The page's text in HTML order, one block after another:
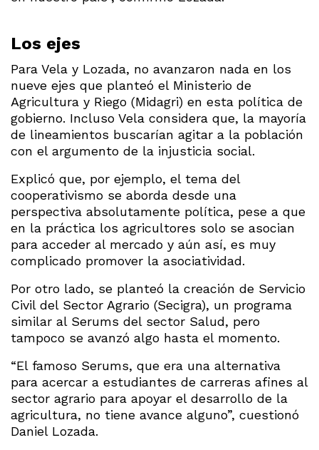
Los ejes
Para Vela y Lozada, no avanzaron nada en los
nueve ejes que planteó el Ministerio de
Agricultura y Riego (Midagri) en esta política de
gobierno. Incluso Vela considera que, la mayoría
de lineamientos buscarían agitar a la población
con el argumento de la injusticia social.
Explicó que, por ejemplo, el tema del
cooperativismo se aborda desde una
perspectiva absolutamente política, pese a que
en la práctica los agricultores solo se asocian
para acceder al mercado y aún así, es muy
complicado promover la asociatividad.
Por otro lado, se planteó la creación de Servicio
Civil del Sector Agrario (Secigra), un programa
similar al Serums del sector Salud, pero
tampoco se avanzó algo hasta el momento.
“El famoso Serums, que era una alternativa
para acercar a estudiantes de carreras afines al
sector agrario para apoyar el desarrollo de la
agricultura, no tiene avance alguno”, cuestionó
Daniel Lozada.